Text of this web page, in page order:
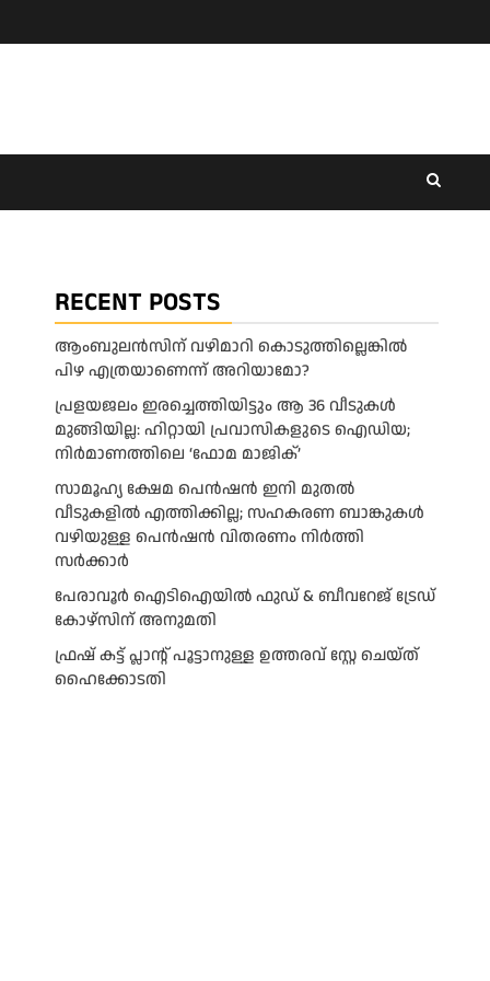
RECENT POSTS
ആംബുലന്‍സിന് വഴിമാറി കൊടുത്തില്ലെങ്കില്‍
പിഴ എത്രയാണെന്ന് അറിയാമോ?
പ്രളയജലം ഇരച്ചെത്തിയിട്ടും ആ 36 വീടുകൾ
മുങ്ങിയില്ല: ഹിറ്റായി പ്രവാസികളുടെ ഐഡിയ;
നിർമാണത്തിലെ ‘ഫോമ മാജിക്’
സാമൂഹ്യ ക്ഷേമ പെൻഷൻ ഇനി മുതൽ
വീടുകളിൽ എത്തിക്കില്ല; സഹകരണ ബാങ്കുകൾ
വഴിയുള്ള പെൻഷൻ വിതരണം നിർത്തി
സർക്കാർ
പേരാവൂർ ഐടിഐയിൽ ഫുഡ് & ബീവറേജ് ട്രേഡ്
കോഴ്സിന് അനുമതി
ഫ്രഷ് കട്ട് പ്ലാന്റ് പൂട്ടാനുള്ള ഉത്തരവ് സ്റ്റേ ചെയ്ത്
ഹൈക്കോടതി